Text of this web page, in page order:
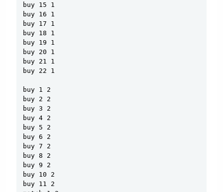
buy 15 1
buy 16 1
buy 17 1
buy 18 1
buy 19 1
buy 20 1
buy 21 1
buy 22 1
buy 1 2
buy 2 2
buy 3 2
buy 4 2
buy 5 2
buy 6 2
buy 7 2
buy 8 2
buy 9 2
buy 10 2
buy 11 2